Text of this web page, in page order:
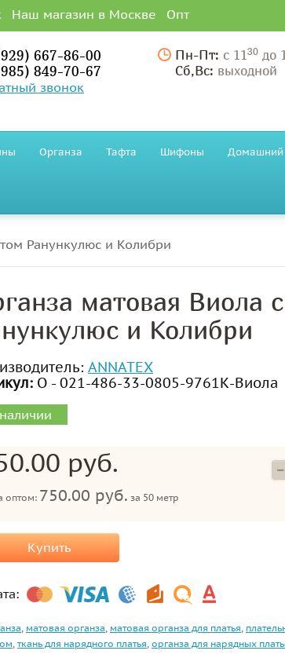
Наш магазин в Москве Опт
667-86-00
849-70-67
звонок
Пн-Пт: с 1130 до
Сб,Вс: выходной
Органза Тафта Шифоны Домашний
Ранункулюс и Колибри
матовая Виола
и Колибри
ANNATEX
О - 021-486-33-0805-9761К-Виола
руб.
оптом: 750.00 руб. за 50 метр
Купить
, матовая органза, матовая органза для платья,
, ткань для нарядного платья, органза для нарядных